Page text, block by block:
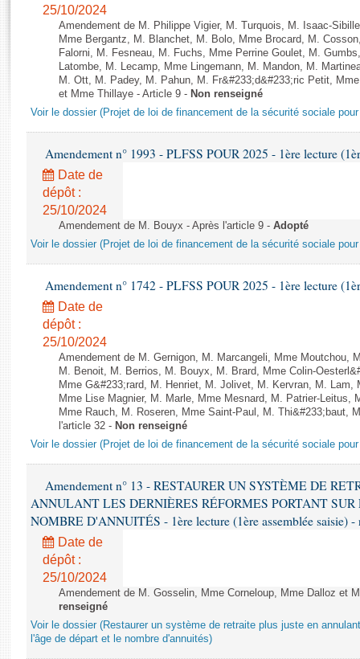
Rapports d'information
Rapports d'enquête
Rapports législatifs
Rapports sur l'application des lois
Baromètre de l’application des lois
Budget et sécurité sociale
Questions écrites et orales
Comptes rendus des débats
Anciennes législatures
Liens vers les sites publics
25/10/2024
Amendement de M. Philippe Vigier, M. Turquois, M. Isaac-
Mme Bergantz, M. Blanchet, M. Bolo, Mme Brocard, M.
Falorni, M. Fesneau, M. Fuchs, Mme Perrine Goulet, M.
Latombe, M. Lecamp, Mme Lingemann, M. Mandon, M.
M. Ott, M. Padey, M. Pahun, M. Fr&#233;d&#233;ric Petit,
et Mme Thillaye - Article 9 - Non renseigné
Voir le dossier (Projet de loi de financement de la sécurité sociale pour
Amendement n° 1993 - PLFSS POUR 2025 - 1ère lecture
Date de
dépôt :
25/10/2024
Amendement de M. Bouyx - Après l'article 9 - Adopté
Voir le dossier (Projet de loi de financement de la sécurité sociale pour
Amendement n° 1742 - PLFSS POUR 2025 - 1ère lecture
Date de
dépôt :
25/10/2024
Amendement de M. Gernigon, M. Marcangeli, Mme Moutchou,
M. Benoit, M. Berrios, M. Bouyx, M. Brard, Mme Colin-
Mme G&#233;rard, M. Henriet, M. Jolivet, M. Kervran, M. Lam,
Mme Lise Magnier, M. Marle, Mme Mesnard, M. Patrier-Leitus,
Mme Rauch, M. Roseren, Mme Saint-Paul, M. Thi&#233;baut,
l'article 32 - Non renseigné
Voir le dossier (Projet de loi de financement de la sécurité sociale pour
Amendement n° 13 - RESTAURER UN SYSTÈME DE
ANNULANT LES DERNIÈRES RÉFORMES PORTANT
NOMBRE D'ANNUITÉS - 1ère lecture (1ère assemblée saisie) -
Date de
dépôt :
25/10/2024
Amendement de M. Gosselin, Mme Corneloup, Mme Dalloz et
renseigné
Voir le dossier (Restaurer un système de retraite plus juste en
l'âge de départ et le nombre d'annuités)